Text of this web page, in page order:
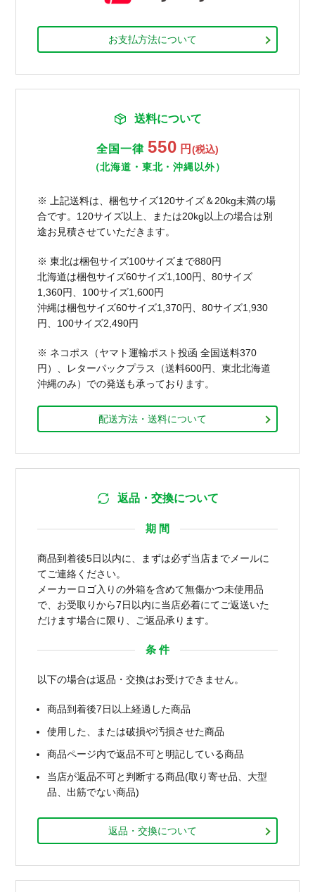
お支払方法について
送料について
全国一律 550 円 (税込)
（北海道・東北・沖縄以外）
※ 上記送料は、梱包サイズ120サイズ＆20kg未満の場
合です。120サイズ以上、または20kg以上の場合は別
途お見積させていただきます。
※ 東北は梱包サイズ100サイズまで880円
北海道は梱包サイズ60サイズ1,100円、80サイズ
1,360円、100サイズ1,600円
沖縄は梱包サイズ60サイズ1,370円、80サイズ1,930
円、100サイズ2,490円
※ ネコポス（ヤマト運輸ポスト投函 全国送料370
円）、レターパックプラス（送料600円、東北北海道
沖縄のみ）での発送も承っております。
配送方法・送料について
返品・交換について
期 間
商品到着後5日以内に、まずは必ず当店までメールに
てご連絡ください。
メーカーロゴ入りの外箱を含めて無傷かつ未使用品
で、お受取りから7日以内に当店必着にてご返送いた
だけます場合に限り、ご返品承ります。
条 件
以下の場合は返品・交換はお受けできません。
商品到着後7日以上経過した商品
使用した、または破損や汚損させた商品
商品ページ内で返品不可と明記している商品
当店が返品不可と判断する商品(取り寄せ品、大型
品、出筋でない商品)
返品・交換について